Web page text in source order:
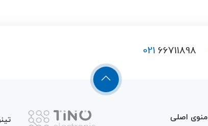
021 66711898
منوی اصلی